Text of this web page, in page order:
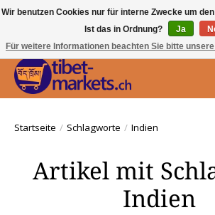
Handwerkskunst vom Dach der Welt.
Holen Sie sich ein Stück Tibet.
Startseite / Schlagworte / Indien
Artikel mit
Indien
Wir benutzen Cookies nur für interne Zwecke um
Ist das in Ordnung?
Ja
Für weitere Informationen beachten Sie bitte